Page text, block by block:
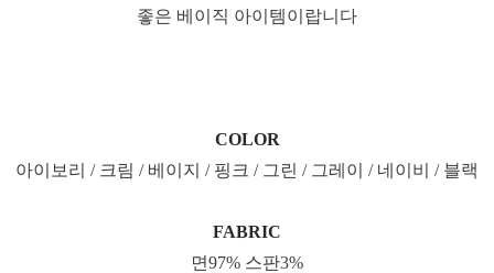
좋은 베이직 아이템이랍니다
COLOR
아이보리 / 크림 / 베이지 / 핑크 / 그린 / 그레이 / 네이비 / 블랙
FABRIC
면97% 스판3%